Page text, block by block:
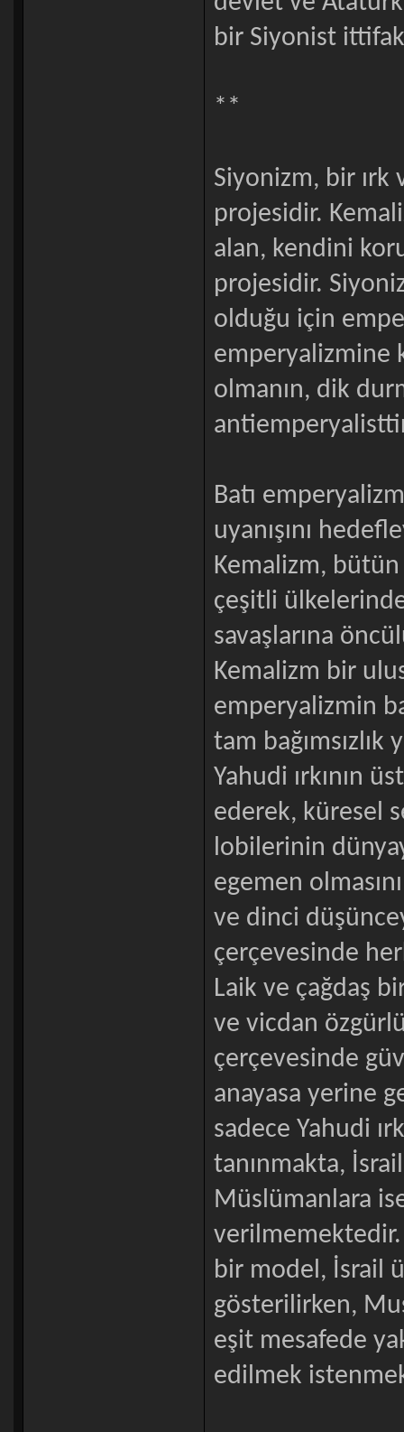
bir Siyonist
**
Siyonizm, bir ırk
projesidir.
alan, kendini
projesidir.
olduğu için
emperyalizmine
olmanın, dik
Batı
uyanışını
Kemalizm,
çeşitli
savaşlarına
Kemalizm bir
emperyalizmin
tam
Yahudi ırkının
ederek, küresel
lobilerinin
egemen
ve dinci
çerçevesinde
Laik ve çağdaş
ve vicdan
çerçevesinde
anayasa yerine
sadece Yahudi
tanınmakta,
Müslümanlara
verilmemektedir.
bir model, İsrail
gösterilirken,
eşit mesafede
edilmek